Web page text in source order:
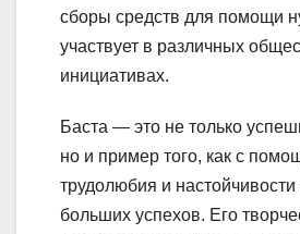
сборы средств для помощи
участвует в различных
инициативах.
Баста — это не только
но и пример того, как с
трудолюбия и
больших успехов. Его